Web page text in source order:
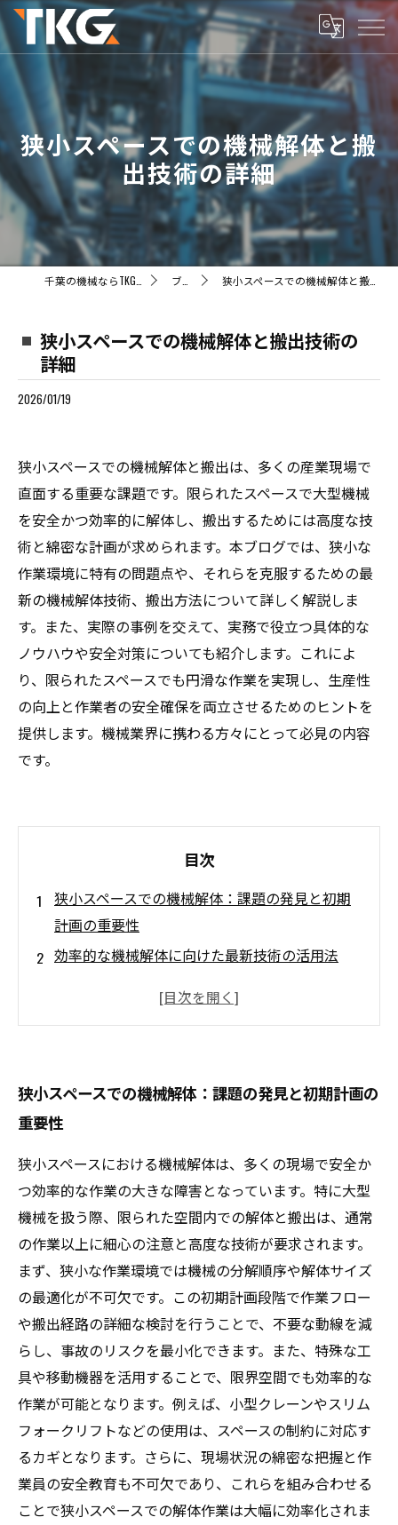
狭小スペースでの機械解体と搬
出技術の詳細
ブログ 狭小スペースでの機械解体と搬出技術の詳細
狭小スペースでの機械解体と搬出技術の
詳細
2026/01/19
狭小スペースでの機械解体と搬出は、多くの産業現場で
直面する重要な課題です。限られたスペースで大型機械
を安全かつ効率的に解体し、搬出するためには高度な技
術と綿密な計画が求められます。本ブログでは、狭小な
作業環境に特有の問題点や、それらを克服するための最
新の機械解体技術、搬出方法について詳しく解説しま
す。また、実際の事例を交えて、実務で役立つ具体的な
ノウハウや安全対策についても紹介します。これによ
り、限られたスペースでも円滑な作業を実現し、生産性
の向上と作業者の安全確保を両立させるためのヒントを
提供します。機械業界に携わる方々にとって必見の内容
です。
目次
狭小スペースでの機械解体：課題の発見と初期
計画の重要性
効率的な機械解体に向けた最新技術の活用法
狭小環境での安全確保と作業効率の両立を目指
狭小スペースの機械解体と搬出を終えて—今後
に活かすポイント
基礎から押さえる狭小スペースでの機械解体技
術の全貌
技術者必見！狭小スペースでの搬出作業を劇的
に改善する方法
狭小スペースでの機械解体：課題の発見と初期計画の
重要性
狭小スペースにおける機械解体は、多くの現場で安全か
つ効率的な作業の大きな障害となっています。特に大型
機械を扱う際、限られた空間内での解体と搬出は、通常
の作業以上に細心の注意と高度な技術が要求されます。
まず、狭小な作業環境では機械の分解順序や解体サイズ
の最適化が不可欠です。この初期計画段階で作業フロー
や搬出経路の詳細な検討を行うことで、不要な動線を減
らし、事故のリスクを最小化できます。また、特殊な工
具や移動機器を活用することで、限界空間でも効率的な
作業が可能となります。例えば、小型クレーンやスリム
フォークリフトなどの使用は、スペースの制約に対応す
るカギとなります。さらに、現場状況の綿密な把握と作
業員の安全教育も不可欠であり、これらを組み合わせる
ことで狭小スペースでの解体作業は大幅に効率化されま